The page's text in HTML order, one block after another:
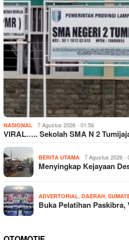
NASIONAL 7 Agustus 2026 - 01:56
VIRAL….. Sekolah SMA N 2
BERITA UTAMA 7 Agustus 2026 -
Menyingkap Kejayaan
ADVERTORIAL DAERAH
Buka Pelatihan